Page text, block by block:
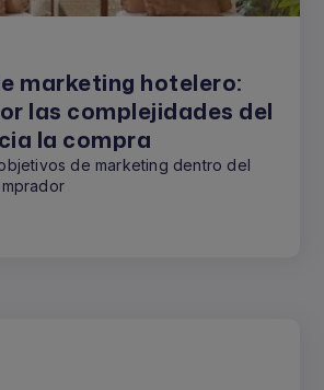
marketing hotelero:
las complejidades del
la compra
de marketing dentro del